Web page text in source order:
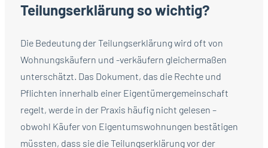
Teilungserklärung so wichtig?
Die Bedeutung der Teilungserklärung wird oft von
Wohnungskäufern und -verkäufern gleichermaßen
unterschätzt. Das Dokument, das die Rechte und
Pflichten innerhalb einer Eigentümergemeinschaft
regelt, werde in der Praxis häufig nicht gelesen –
obwohl Käufer von Eigentumswohnungen bestätigen
müssten, dass sie die Teilungserklärung vor der